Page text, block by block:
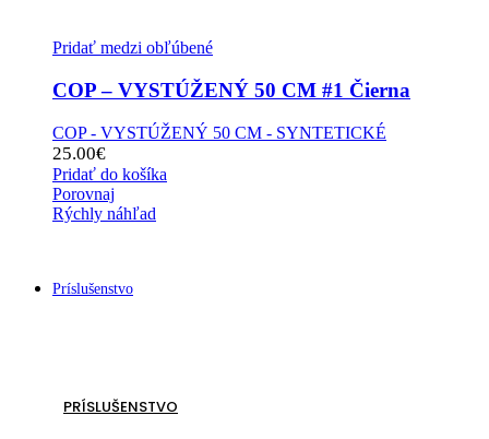
Pridať medzi obľúbené
COP – VYSTÚŽENÝ 50 CM #1 Čierna
COP - VYSTÚŽENÝ 50 CM - SYNTETICKÉ
25.00€
Pridať do košíka
Porovnaj
Rýchly náhľad
Príslušenstvo
PRÍSLUŠENSTVO